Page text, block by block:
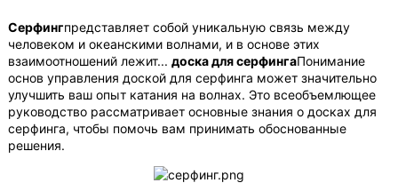
Серфингпредставляет собой уникальную связь между
человеком и океанскими волнами, и в основе этих
взаимоотношений лежит... доска для серфингаПонимание
основ управления доской для серфинга может значительно
улучшить ваш опыт катания на волнах. Это всеобъемлющее
руководство рассматривает основные знания о досках для
серфинга, чтобы помочь вам принимать обоснованные
решения.